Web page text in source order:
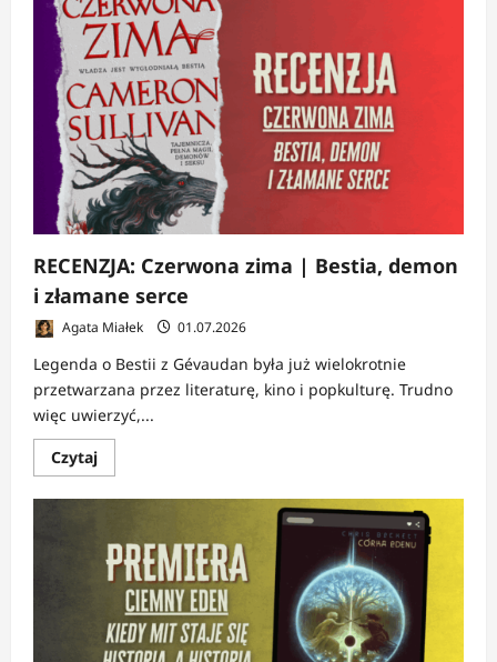
RECENZJA:
A
jak
Andromeda
|
Wiadomość,
której
nie
należało
odczytywać
RECENZJA: Czerwona zima | Bestia, demon
i złamane serce
Agata Miałek 01.07.2026
Legenda o Bestii z Gévaudan była już wielokrotnie
przetwarzana przez literaturę, kino i popkulturę. Trudno
więc uwierzyć,...
CzytajDowiedz
się
o
zima
Bestia,
demon
złamane
serce